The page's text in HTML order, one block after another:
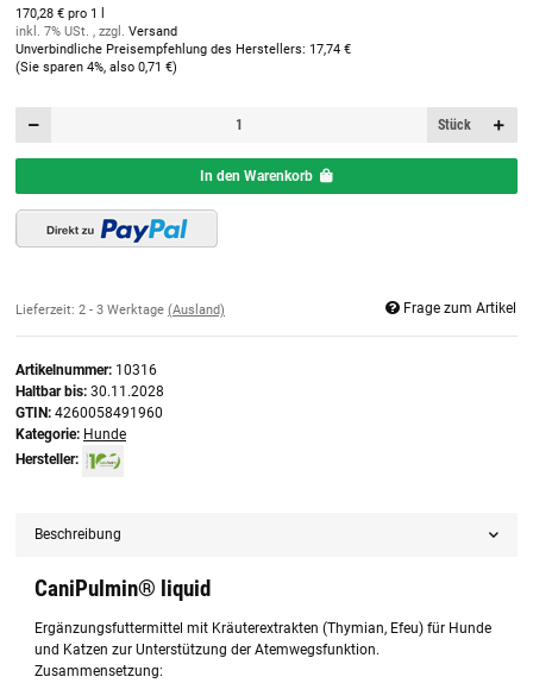
170,28 € pro 1 l
inkl. 7% USt. , zzgl. Versand
Unverbindliche Preisempfehlung des Herstellers: 17,74 €
(Sie sparen 4%, also 0,71 €)
Stück
In den Warenkorb
Lieferzeit: 2 - 3 Werktage (Ausland) Frage zum Artikel
Artikelnummer: 10316
Haltbar bis: 30.11.2028
GTIN: 4260058491960
Kategorie: Hunde
Hersteller:
Beschreibung
CaniPulmin® liquid
Ergänzungsfuttermittel mit Kräuterextrakten (Thymian, Efeu) für Hunde
und Katzen zur Unterstützung der Atemwegsfunktion.
Zusammensetzung: